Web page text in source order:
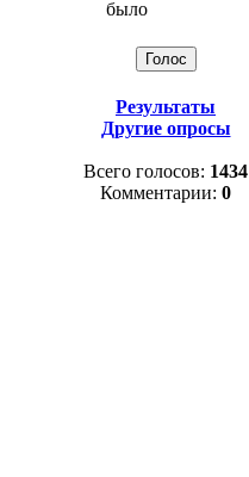
было
Результаты
Другие опросы
Всего голосов: 1434
Комментарии: 0